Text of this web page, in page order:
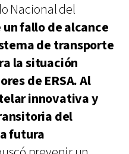
Nacional del
fallo de alcance
de transporte
la situación
de ERSA. Al
innovativa y
del
futura